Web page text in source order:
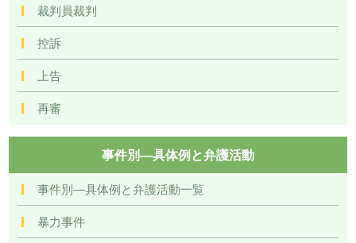
裁判員裁判
控訴
上告
再審
事件別―具体例と弁護活動
事件別―具体例と弁護活動一覧
暴力事件